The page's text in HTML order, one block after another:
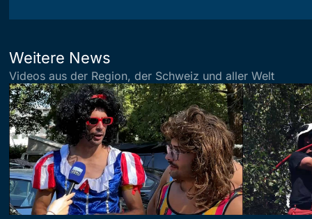
Weitere News
Videos aus der Region, der Schweiz und aller Welt